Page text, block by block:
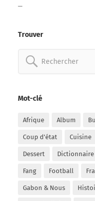
Trouver
Mot-clé
Afrique Album
Coup d'état Cuisine
Dessert Dictionnaire
Fang Football
Gabon & Nous